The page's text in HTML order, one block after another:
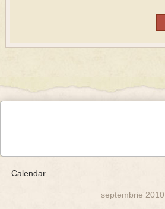
Calendar
septembrie 2010